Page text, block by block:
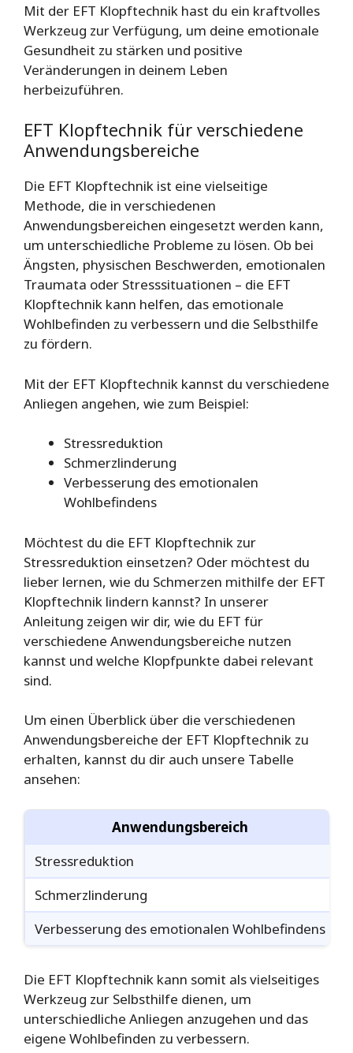
Mit der EFT Klopftechnik hast du ein kraftvolles
Werkzeug zur Verfügung, um deine emotionale
Gesundheit zu stärken und positive
Veränderungen in deinem Leben
herbeizuführen.
EFT Klopftechnik für verschiedene
Anwendungsbereiche
Die EFT Klopftechnik ist eine vielseitige
Methode, die in verschiedenen
Anwendungsbereichen eingesetzt werden kann,
um unterschiedliche Probleme zu lösen. Ob bei
Ängsten, physischen Beschwerden, emotionalen
Traumata oder Stresssituationen – die EFT
Klopftechnik kann helfen, das emotionale
Wohlbefinden zu verbessern und die Selbsthilfe
zu fördern.
Mit der EFT Klopftechnik kannst du verschiedene
Anliegen angehen, wie zum Beispiel:
Stressreduktion
Schmerzlinderung
Verbesserung des emotionalen
Wohlbefindens
Möchtest du die EFT Klopftechnik zur
Stressreduktion einsetzen? Oder möchtest du
lieber lernen, wie du Schmerzen mithilfe der EFT
Klopftechnik lindern kannst? In unserer
Anleitung zeigen wir dir, wie du EFT für
verschiedene Anwendungsbereiche nutzen
kannst und welche Klopfpunkte dabei relevant
sind.
Um einen Überblick über die verschiedenen
Anwendungsbereiche der EFT Klopftechnik zu
erhalten, kannst du dir auch unsere Tabelle
ansehen:
Anwendungsbereich
Stressreduktion
Schmerzlinderung
Verbesserung des emotionalen Wohlbefindens
Die EFT Klopftechnik kann somit als vielseitiges
Werkzeug zur Selbsthilfe dienen, um
unterschiedliche Anliegen anzugehen und das
eigene Wohlbefinden zu verbessern.